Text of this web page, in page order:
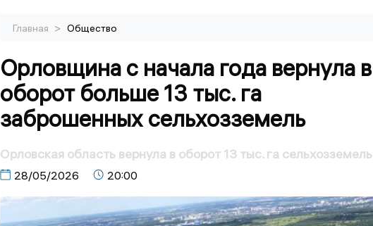
Главная > Общество
Орловщина с начала года вернула в
оборот больше 13 тыс. га
заброшенных сельхозземель
Орловская область вернула в оборот 13 тыс. га сельхозземель
28/05/2026 20:00